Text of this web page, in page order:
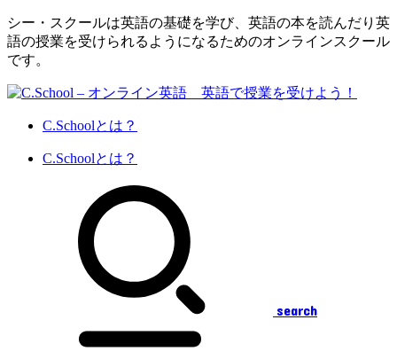
シー・スクールは英語の基礎を学び、英語の本を読んだり英
語の授業を受けられるようになるためのオンラインスクール
です。
C.Schoolとは？
C.Schoolとは？
search